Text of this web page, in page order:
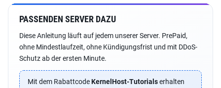
PASSENDEN SERVER DAZU
Diese Anleitung läuft auf jedem unserer Server. PrePaid,
ohne Mindestlaufzeit, ohne Kündigungsfrist und mit DDoS-
Schutz ab der ersten Minute.
Mit dem RabattcodeKernelHost-Tutorialserhalten